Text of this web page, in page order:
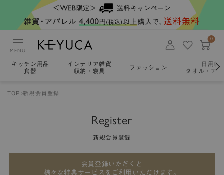
MENU
0
キッチン用品
食器
インテリア雑貨
収納・寝具
ファッション
日用雑
タオル・ア
TOP 新規会員登録
Register
新規会員登録
会員登録いただくと
様々な特典サービスをご利用いただけます。